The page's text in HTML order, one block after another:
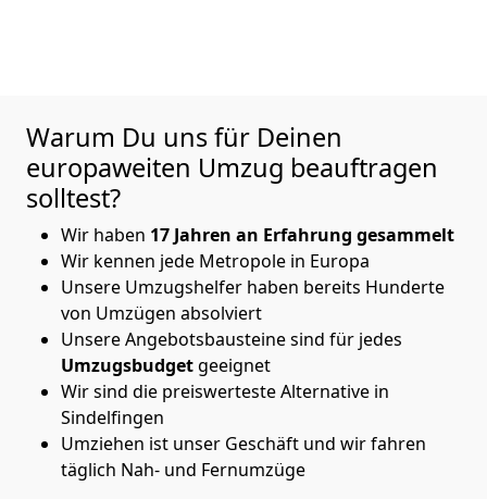
Warum Du uns für Deinen
europaweiten Umzug beauftragen
solltest?
Wir haben 17 Jahren an Erfahrung gesammelt
Wir kennen jede Metropole in Europa
Unsere Umzugshelfer haben bereits Hunderte
von Umzügen absolviert
Unsere Angebotsbausteine sind für jedes
Umzugsbudgetgeeignet
Wir sind die preiswerteste Alternative in
Sindelfingen
Umziehen ist unser Geschäft und wir fahren
täglich Nah- und Fernumzüge